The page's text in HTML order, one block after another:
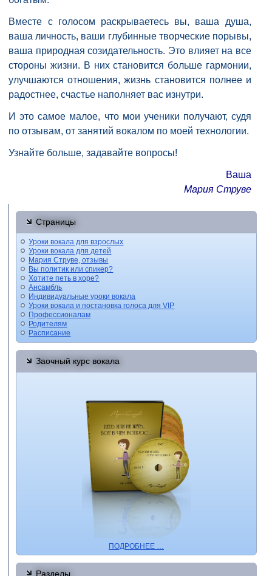
Вместе с голосом раскрываетесь вы, ваша душа,
ваша личность, ваши глубинные творческие порывы,
ваша природная созидательность. Это влияет на все
стороны жизни. В них становится больше гармонии,
улучшаются отношения, жизнь становится полнее и
радостнее, счастье наполняет вас изнутри.
И это самое малое, что мои ученики получают, судя
по отзывам, от занятий вокалом по моей технологии.
Узнайте больше, задавайте вопросы!
Ваша
Мария Струве
Страницы
Уроки вокала для взрослых
Уроки вокала для детей
Мария Струве, отзывы
Вы политик или спикер?
Хотите петь в хоре?
Ансамбль
Индивидуальные уроки вокала
Уроки вокала и постановка голоса для VIP
Профессионалам
Родителям
Расписание
Заочный курс вокала
ПОДРОБНЕЕ …
Разделы